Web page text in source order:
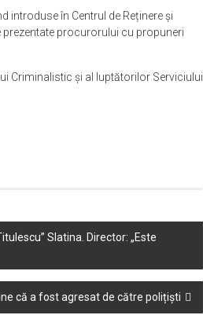
introduse în Centrul de Reținere și
prezentate procurorului cu propuneri
Criminalistic și al luptătorilor Serviciului
Slatina. Director: „Este
că a fost agresat de către polițiști